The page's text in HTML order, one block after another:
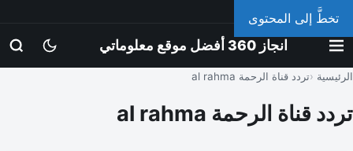
تخطَّ إلى المحتوى
الجمعة، 7 أغسطس 2026
انجاز 360 أفضل موقع معلوماتي
الرئيسية تردد قناة الرحمة al rahma
تردد قناة الرحمة al rahma